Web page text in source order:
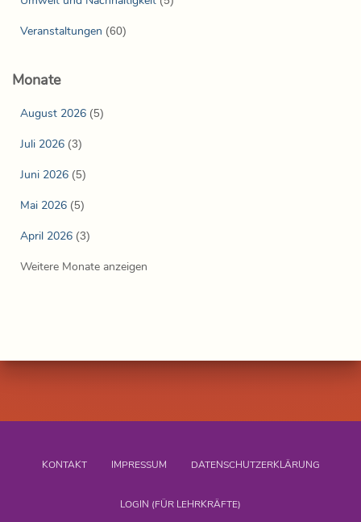
Veranstaltungen (60)
Monate
August 2026 (5)
Juli 2026 (3)
Juni 2026 (5)
Mai 2026 (5)
April 2026 (3)
Weitere Monate anzeigen
KONTAKT IMPRESSUM DATENSCHUTZERKLÄRUNG
LOGIN (FÜR LEHRKRÄFTE)